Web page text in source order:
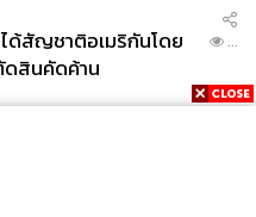
ด้สัญชาติอเมริกันโดย
ดสินคัดค้าน
...